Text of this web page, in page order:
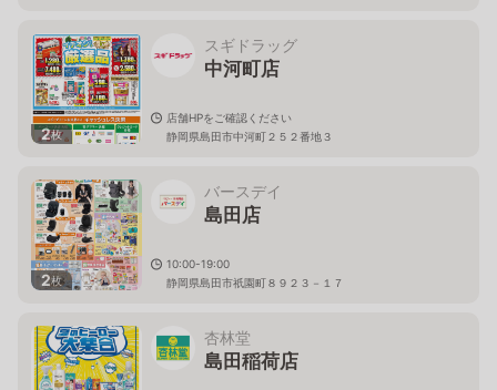
2枚
スギドラッグ
中河町店
店舗HPをご確認ください
静岡県島田市中河町２５２番地３
2枚
バースデイ
島田店
10:00-19:00
静岡県島田市祇園町８９２３－１７
杏林堂
島田稲荷店